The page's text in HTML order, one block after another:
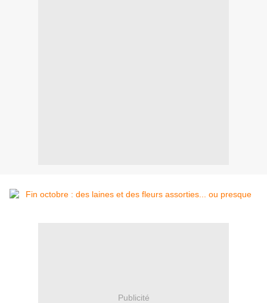
Publicité